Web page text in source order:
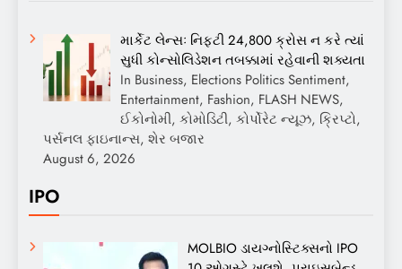
માર્કેટ લેન્સઃ નિફ્ટી 24,800 ક્રોસ ન કરે ત્યાં
સુધી કોન્સોલિડેશન તબક્કામાં રહેવાની શક્યતા
In Business, Elections Politics Sentiment,
Entertainment, Fashion, FLASH NEWS,
ઈકોનોમી, કોમોડિટી, કોર્પોરેટ ન્યૂઝ, ક્રિપ્ટો,
પર્સનલ ફાઇનાન્સ, શેર બજાર
August 6, 2026
IPO
MOLBIO ડાયગ્નોસ્ટિક્સનો IPO